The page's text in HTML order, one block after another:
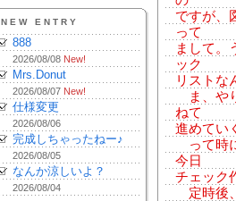
NEW ENTRY
888
2026/08/08 New!
Mrs.Donut
2026/08/07 New!
仕様変更
2026/08/06
完成しちゃったねー♪
2026/08/05
なんか涼しいよ？
2026/08/04
ですが、
って
まして。
ック
リストな
ま、や
ねて
進めてい
って時
今日
チェック
定時後